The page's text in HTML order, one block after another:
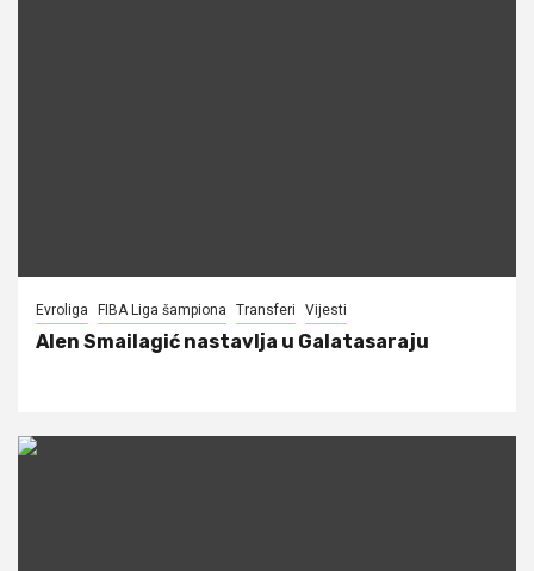
Evroliga FIBA Liga šampiona Transferi Vijesti
Alen Smailagić nastavlja u Galatasaraju